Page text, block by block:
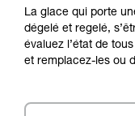
La glace qui porte
dégelé et regelé,
évaluez l’état de
et remplacez-les ou